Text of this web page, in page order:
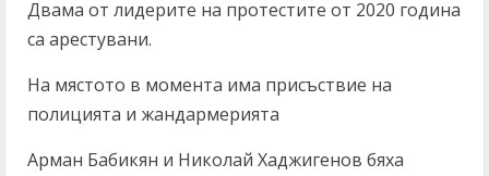
Двама от лидерите на протестите от 2020 година
са арестувани.
На мястото в момента има присъствие на
полицията и жандармерията
Арман Бабикян и Николай Хаджигенов бяха